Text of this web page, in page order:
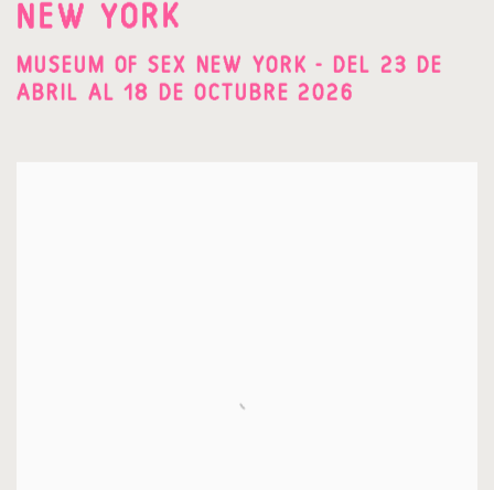
NEW YORK
MUSEUM OF SEX NEW YORK - DEL 23 DE
ABRIL AL 18 DE OCTUBRE 2026